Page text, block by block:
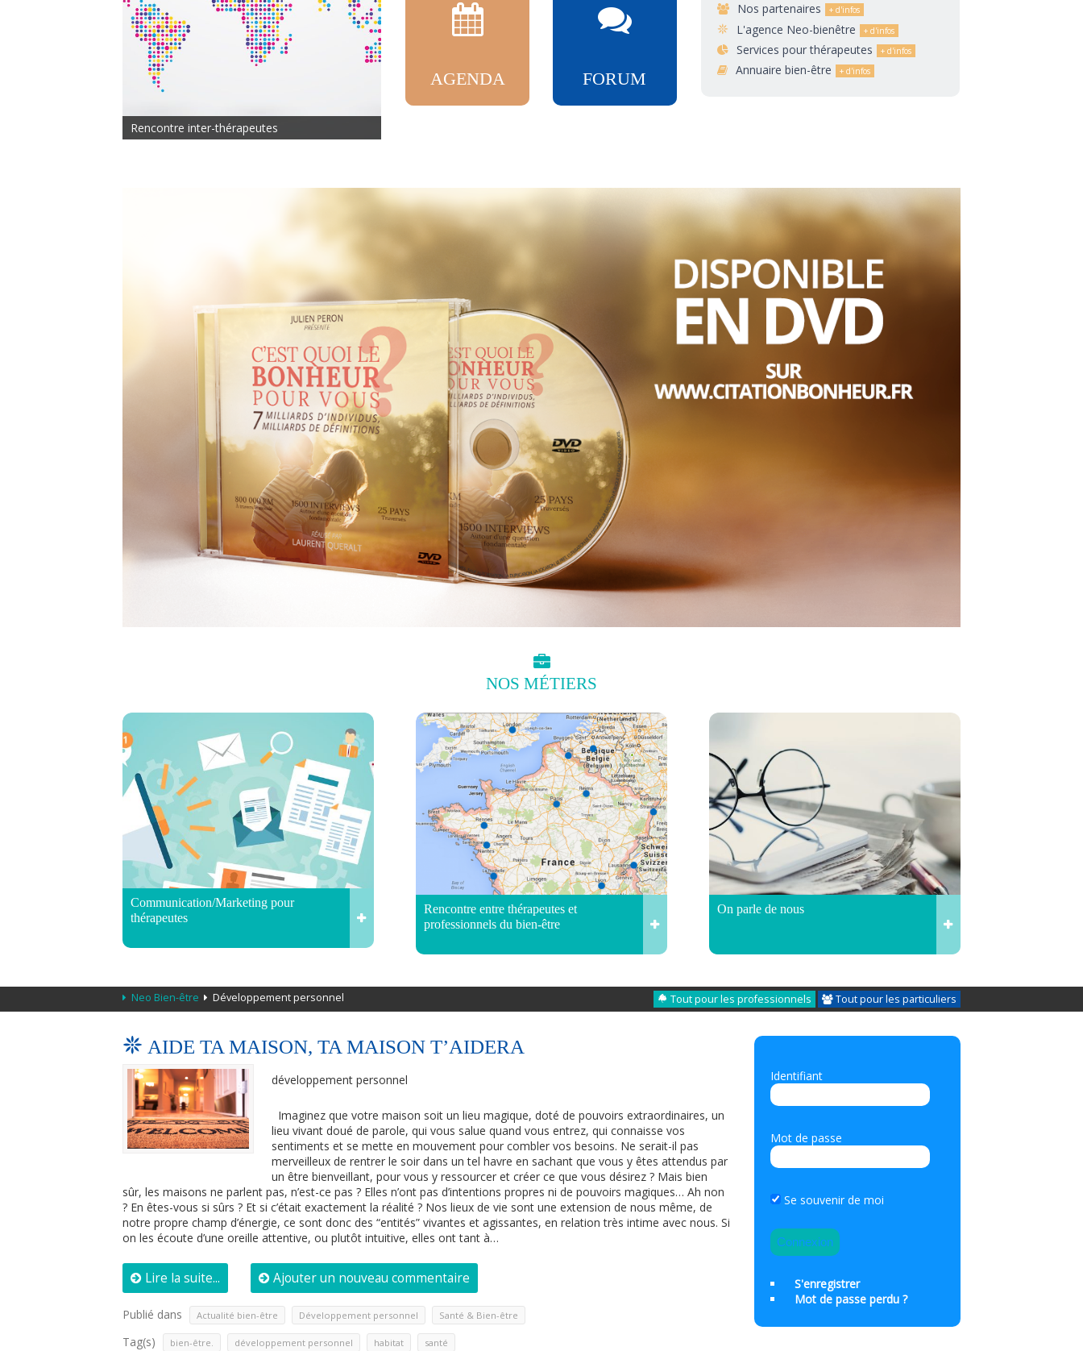
Rencontre inter-thérapeutes
AGENDA FORUM
Nos partenaires
L'agence Neo-bienêtre
Services pour thérapeutes
Annuaire bien-être
NOS MÉTIERS
Communication/Marketing pour
thérapeutes
Rencontre entre thérapeutes et
professionnels du bien-être
On parle de nous
Neo Bien-être Développement personnel Tout pour les professionnels Tout pour les particuliers
AIDE TA MAISON, TA MAISON T’AIDERA
développement personnel
Imaginez que votre maison soit un lieu magique, doté de pouvoirs extraordinaires, un
lieu vivant doué de parole, qui vous salue quand vous entrez, qui connaisse vos
sentiments et se mette en mouvement pour combler vos besoins. Ne serait-il pas
merveilleux de rentrer le soir dans un tel havre en sachant que vous y êtes attendus par
un être bienveillant, pour vous y ressourcer et créer ce que vous désirez ? Mais bien
sûr, les maisons ne parlent pas, n’est-ce pas ? Elles n’ont pas d’intentions propres ni de pouvoirs magiques… Ah non
? En êtes-vous si sûrs ? Et si c’était exactement la réalité ? Nos lieux de vie sont une extension de nous même, de
notre propre champ d’énergie, ce sont donc des “entités” vivantes et agissantes, en relation très intime avec nous. Si
on les écoute d’une oreille attentive, ou plutôt intuitive, elles ont tant à…
Lire la suite... Ajouter un nouveau commentaire
Publié dans Actualité bien-être Développement personnel Santé & Bien-être
Tag(s) bien-être. développement personnel habitat santé
Identifiant
Mot de passe
Se souvenir de moi
S'enregistrer
Mot de passe perdu ?